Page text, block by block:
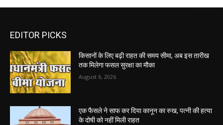
EDITOR PICKS
किसानों के लिए बढ़ी राहत की समय सीमा, अब इस तारीख
तक मिलेगा फसल सुरक्षा का मौका
August 6, 2026
एक फैसले ने साफ कर दिया कानून का रुख, पत्नी की हत्या
के दोषी को नहीं मिली राहत